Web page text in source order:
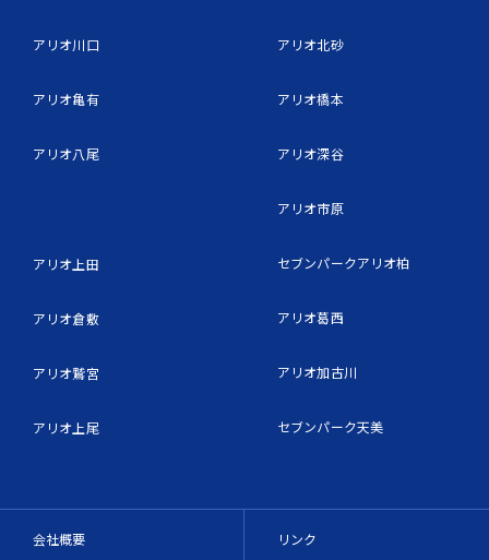
アリオ川口
アリオ亀有
アリオ八尾
アリオ上田
アリオ倉敷
アリオ鷲宮
アリオ上尾
アリオ北砂
アリオ橋本
アリオ深谷
アリオ市原
セブンパークアリオ柏
アリオ葛西
アリオ加古川
セブンパーク天美
会社概要 リンク